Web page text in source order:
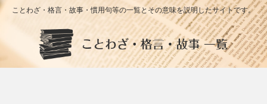
ことわざ・格言・故事・慣用句等の一覧とその意味を説明したサイトです。